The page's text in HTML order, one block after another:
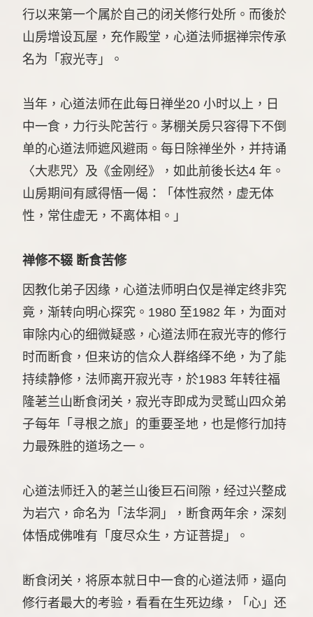
行以来第一个属於自己的闭关修行处所。而後於
山房增设瓦屋，充作殿堂，心道法师据禅宗传承
名为「寂光寺」。
当年，心道法师在此每日禅坐20 小时以上，日
中一食，力行头陀苦行。茅棚关房只容得下不倒
单的心道法师遮风避雨。每日除禅坐外，并持诵
〈大悲咒〉及《金刚经》，如此前後长达4 年。
山房期间有感得悟一偈：「体性寂然，虚无体
性，常住虚无，不离体相。」
禅修不辍 断食苦修
因教化弟子因缘，心道法师明白仅是禅定终非究
竟，渐转向明心探究。1980 至1982 年，为面对
审除内心的细微疑惑，心道法师在寂光寺的修行
时而断食，但来访的信众人群络绎不绝，为了能
持续静修，法师离开寂光寺，於1983 年转往福
隆荖兰山断食闭关，寂光寺即成为灵鹫山四众弟
子每年「寻根之旅」的重要圣地，也是修行加持
力最殊胜的道场之一。
心道法师迁入的荖兰山後巨石间隙，经过兴整成
为岩穴，命名为「法华洞」，断食两年余，深刻
体悟成佛唯有「度尽众生，方证菩提」。
断食闭关，将原本就日中一食的心道法师，逼向
修行者最大的考验，看看在生死边缘，「心」还